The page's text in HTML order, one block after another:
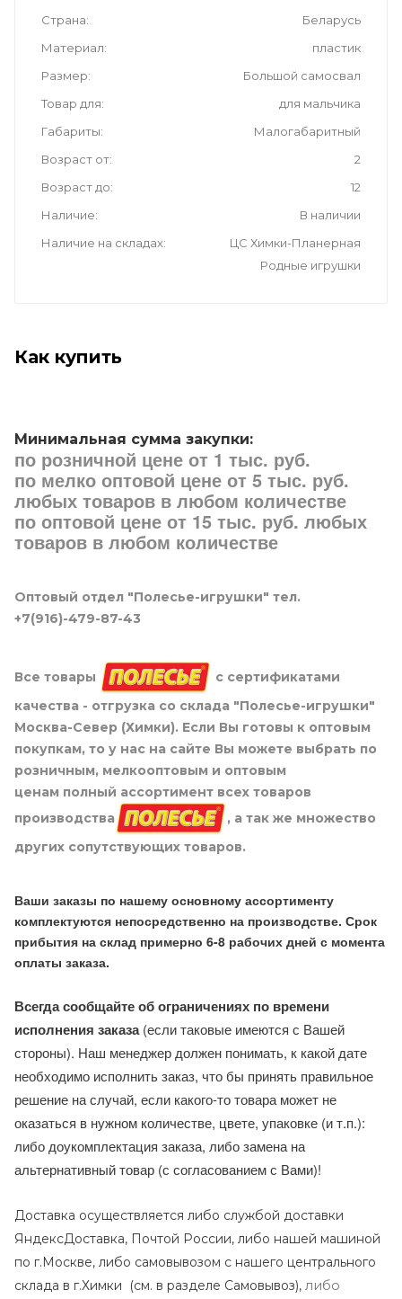
Страна
Беларусь
Материал
пластик
Размер
Большой самосвал
Товар для
для мальчика
Габариты
Малогабаритный
Возраст от
2
Возраст до
12
Наличие
В наличии
Наличие на складах
ЦС Химки-Планерная
Родные игрушки
Как купить
Минимальная сумма закупки:
по розничной цене от 1 тыс. руб.
по мелко оптовой цене от 5 тыс. руб.
любых товаров в любом количестве
по оптовой цене от 15 тыс. руб. любых
товаров в любом количестве
Оптовый отдел "Полесье-игрушки" тел.
+7(916)-479-87-43
Все товары
с сертификатами
качества - отгрузка со склада "Полесье-игрушки"
Москва-Север (Химки). Если Вы готовы к оптовым
покупкам, то у нас на сайте Вы можете выбрать по
розничным, мелкооптовым и оптовым
ценам полный ассортимент всех товаров
производства
, а так же множество
других сопутствующих товаров.
Ваши заказы по нашему основному ассортименту
комплектуются непосредственно на производстве. Срок
прибытия на склад примерно 6-8 рабочих дней с момента
оплаты заказа.
Всегда сообщайте об ограничениях по времени
исполнения заказа(если таковые имеются с Вашей
стороны). Наш менеджер должен понимать, к какой дате
необходимо исполнить заказ, что бы принять правильное
решение на случай, если какого-то товара может не
оказаться в нужном количестве, цвете, упаковке (и т.п.):
либо доукомплектация заказа, либо замена на
альтернативный товар (с согласованием с Вами)!
Доставка осуществляется либо службой доставки
ЯндексДоставка, Почтой России, либо нашей машиной
по г.Москве, либо самовывозом с нашего центрального
склада в г.Химки (см. в разделе Самовывоз), либо